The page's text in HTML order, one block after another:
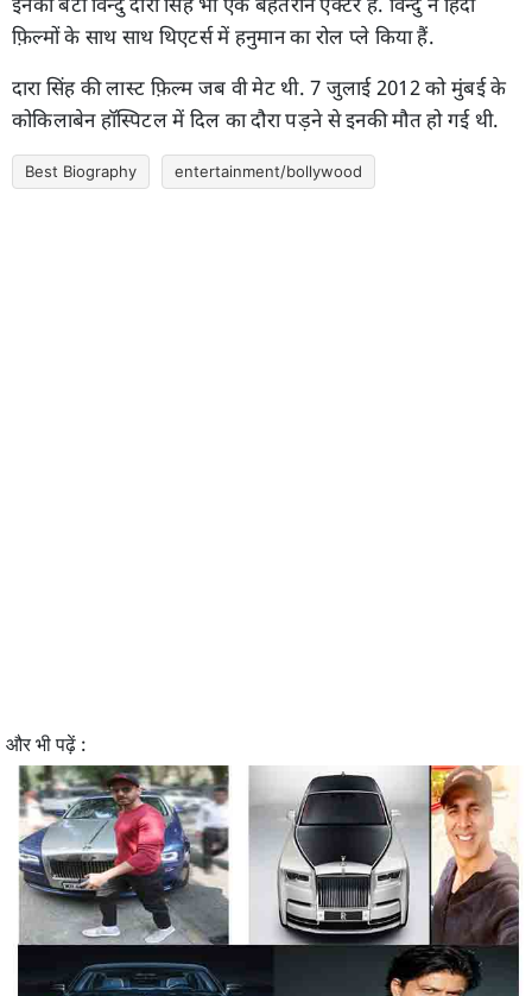
फ़िल्मों के साथ साथ थिएटर्स में हनुमान का रोल प्ले किया हैं.
दारा सिंह की लास्ट फ़िल्म जब वी मेट थी. 7 जुलाई 2012 को मुंबई के
कोकिलाबेन हॉस्पिटल में दिल का दौरा पड़ने से इनकी मौत हो गई थी.
Best Biography entertainment/bollywood
और भी पढ़ें :